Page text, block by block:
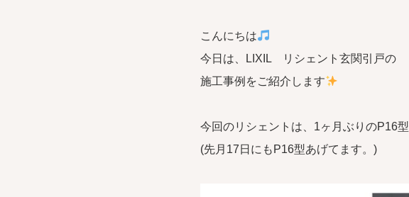
こんにちは
今日は、LIXIL リシェント玄関引戸の
施工事例をご紹介します
今回のリシェントは、1ヶ月ぶりのP16型
(先月17日にもP16型あげてます。)